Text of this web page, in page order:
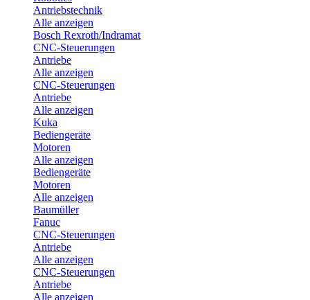
Antriebstechnik
Alle anzeigen
Bosch Rexroth/Indramat
CNC-Steuerungen
Antriebe
Alle anzeigen
CNC-Steuerungen
Antriebe
Alle anzeigen
Kuka
Bediengeräte
Motoren
Alle anzeigen
Bediengeräte
Motoren
Alle anzeigen
Baumüller
Fanuc
CNC-Steuerungen
Antriebe
Alle anzeigen
CNC-Steuerungen
Antriebe
Alle anzeigen